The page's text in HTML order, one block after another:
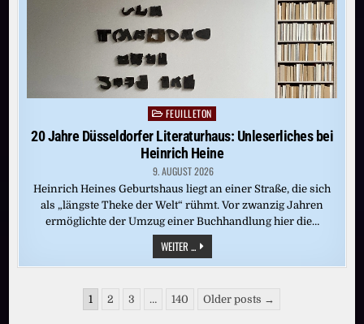
Posted
in
FEUILLETON
20 Jahre Düsseldorfer Literaturhaus: Unleserliches bei
Heinrich Heine
9. AUGUST 2026
Heinrich Heines Geburtshaus liegt an einer Straße, die sich
als „längste Theke der Welt“ rühmt. Vor zwanzig Jahren
ermöglichte der Umzug einer Buchhandlung hier die…
WEITER ... 20
JAHRE
DÜSSELDORFER
BEI
HEINRICH
Seitennummerierung
1 2 3 … 140 Older posts →